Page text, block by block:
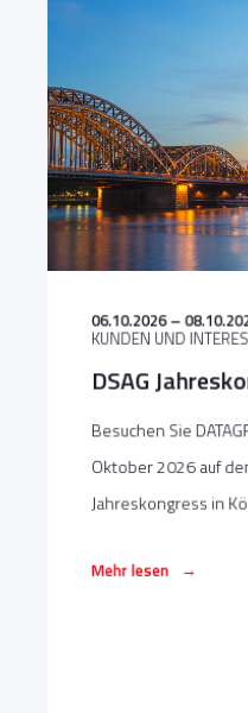
06.10.2026 –
KUNDEN UND
DSAG
Besuchen Sie
Oktober 2026 auf
Jahreskongress in
Mehr lesen →